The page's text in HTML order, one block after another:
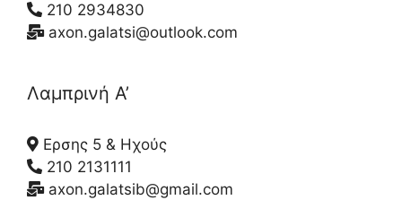
210 2934830
axon.galatsi@outlook.com
Λαμπρινή Α’
Ερσης 5 & Ηχούς
210 2131111
axon.galatsib@gmail.com